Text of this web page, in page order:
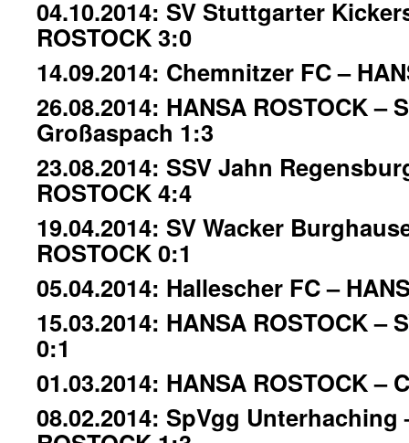
04.10.2014: SV Stuttgarter
ROSTOCK 3:0
14.09.2014: Chemnitzer FC –
26.08.2014: HANSA ROSTOCK –
Großaspach 1:3
23.08.2014: SSV Jahn
ROSTOCK 4:4
19.04.2014: SV Wacker
ROSTOCK 0:1
05.04.2014: Hallescher FC –
15.03.2014: HANSA ROSTOCK –
0:1
01.03.2014: HANSA ROSTOCK –
08.02.2014: SpVgg Unterhaching